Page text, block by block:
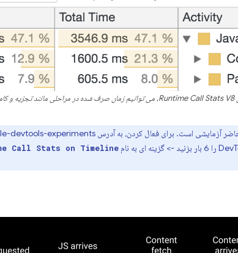
Call Stats on Timeline